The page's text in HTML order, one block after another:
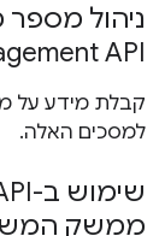
API
קבלת מידע על
למסכים האלה.
ממשק